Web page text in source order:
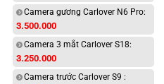
Camera gương Carlover N6 Pro:
3.500.000
Camera 3 mắt Carlover S18:
3.250.000
Camera trước Carlover S9 :